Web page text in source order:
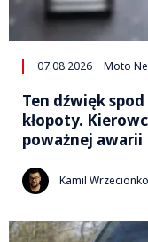
07.08.2026 Moto
Ten dźwięk
kłopoty.
poważnej awarii
Kamil Wrzecionko